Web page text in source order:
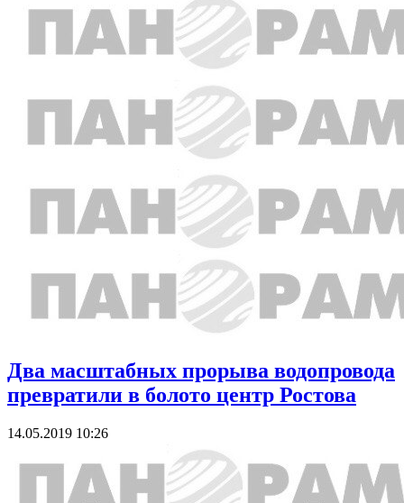
Два масштабных прорыва водопровода
превратили в болото центр Ростова
14.05.2019 10:26